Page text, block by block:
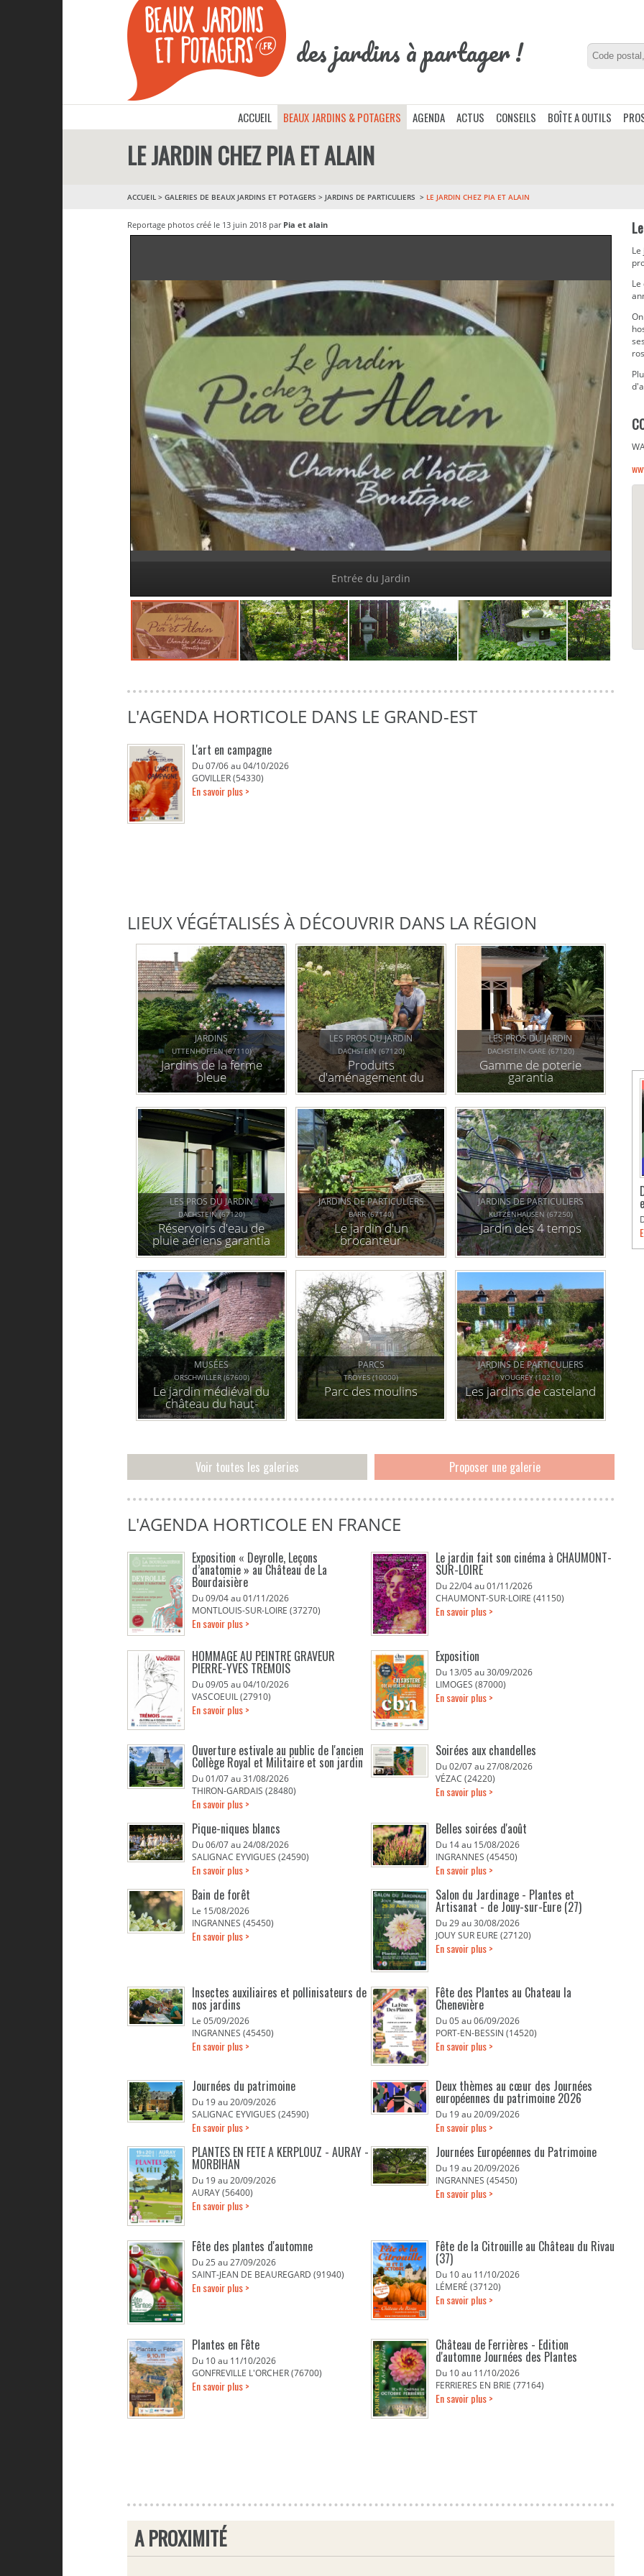
des jardins à partager !
ACCUEIL BEAUX JARDINS & POTAGERS AGENDA ACTUS CONSEILS BOÎTE A OUTILS
LE JARDIN CHEZ PIA ET ALAIN
ACCUEIL > GALERIES DE BEAUX JARDINS ET POTAGERS > JARDINS DE PARTICULIERS LE JARDIN CHEZ PIA ET ALAIN
Reportage photos créé le 13 juin 2018 par Pia et alain
Entrée du Jardin
L'AGENDA HORTICOLE DANS LE GRAND-EST
L'art en campagne
Du 07/06 au 04/10/2026
GOVILLER (54330)
En savoir plus >
LIEUX VÉGÉTALISÉS À DÉCOUVRIR DANS LA RÉGION
JARDINS
UTTENHOFFEN (67110)
Jardins de la ferme
bleue
LES PROS DU JARDIN
DACHSTEIN (67120)
Produits
d'aménagement du
jardin garantia
LES PROS DU JARDIN
DACHSTEIN-GARE (67120)
Gamme de poterie
garantia
LES PROS DU JARDIN
DACHSTEIN (67120)
Réservoirs d'eau de
pluie aériens garantia
JARDINS DE PARTICULIERS
BARR (67140)
Le jardin d'un
brocanteur
JARDINS DE PARTICULIERS
KUTZENHAUSEN (67250)
Jardin des 4 temps
MUSÉES
ORSCHWILLER (67600)
Le jardin médiéval du
château du haut-
koenigbsourg
PARCS
TROYES (10000)
Parc des moulins
JARDINS DE PARTICULIERS
VOUGREY (10210)
Les jardins de casteland
Voir toutes les galeries Proposer une galerie
L'AGENDA HORTICOLE EN FRANCE
Exposition « Deyrolle, Leçons
d’anatomie » au Château de La
Bourdaisière
Du 09/04 au 01/11/2026
MONTLOUIS-SUR-LOIRE (37270)
En savoir plus >
Le jardin fait son cinéma à CHAUMONT-
SUR-LOIRE
Du 22/04 au 01/11/2026
CHAUMONT-SUR-LOIRE (41150)
En savoir plus >
HOMMAGE AU PEINTRE GRAVEUR
PIERRE-YVES TREMOIS
Du 09/05 au 04/10/2026
VASCOEUIL (27910)
En savoir plus >
Exposition
Du 13/05 au 30/09/2026
LIMOGES (87000)
En savoir plus >
Ouverture estivale au public de l'ancien
Collège Royal et Militaire et son jardin
Du 01/07 au 31/08/2026
THIRON-GARDAIS (28480)
En savoir plus >
Soirées aux chandelles
Du 02/07 au 27/08/2026
VÉZAC (24220)
En savoir plus >
Pique-niques blancs
Du 06/07 au 24/08/2026
SALIGNAC EYVIGUES (24590)
En savoir plus >
Belles soirées d'août
Du 14 au 15/08/2026
INGRANNES (45450)
En savoir plus >
Bain de forêt
Le 15/08/2026
INGRANNES (45450)
En savoir plus >
Salon du Jardinage - Plantes et
Artisanat - de Jouy-sur-Eure (27)
Du 29 au 30/08/2026
JOUY SUR EURE (27120)
En savoir plus >
Insectes auxiliaires et pollinisateurs de
nos jardins
Le 05/09/2026
INGRANNES (45450)
En savoir plus >
Fête des Plantes au Chateau la
Chenevière
Du 05 au 06/09/2026
PORT-EN-BESSIN (14520)
En savoir plus >
Journées du patrimoine
Du 19 au 20/09/2026
SALIGNAC EYVIGUES (24590)
En savoir plus >
Deux thèmes au cœur des Journées
européennes du patrimoine 2026
Du 19 au 20/09/2026
En savoir plus >
PLANTES EN FETE A KERPLOUZ - AURAY -
MORBIHAN
Du 19 au 20/09/2026
AURAY (56400)
En savoir plus >
Journées Européennes du Patrimoine
Du 19 au 20/09/2026
INGRANNES (45450)
En savoir plus >
Fête des plantes d'automne
Du 25 au 27/09/2026
SAINT-JEAN DE BEAUREGARD (91940)
En savoir plus >
Fête de la Citrouille au Château du Rivau
(37)
Du 10 au 11/10/2026
LÉMERÉ (37120)
En savoir plus >
Plantes en Fête
Du 10 au 11/10/2026
GONFREVILLE L'ORCHER (76700)
En savoir plus >
Château de Ferrières - Edition
d'automne Journées des Plantes
Du 10 au 11/10/2026
FERRIERES EN BRIE (77164)
En savoir plus >
A PROXIMITÉ